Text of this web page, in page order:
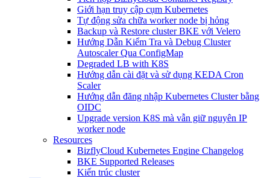
Giới hạn truy cập cụm Kubernetes
Tự động sửa chữa worker node bị hỏng
Backup và Restore cluster BKE với Velero
Hướng Dẫn Kiểm Tra và Debug Cluster
Autoscaler Qua ConfigMap
Degraded LB with K8S
Hướng dẫn cài đặt và sử dụng KEDA Cron
Scaler
Hướng dẫn đăng nhập Kubernetes Cluster bằng
OIDC
Upgrade version K8S mà vẫn giữ nguyên IP
worker node
Resources
BizflyCloud Kubernetes Engine Changelog
BKE Supported Releases
Kiến trúc cluster